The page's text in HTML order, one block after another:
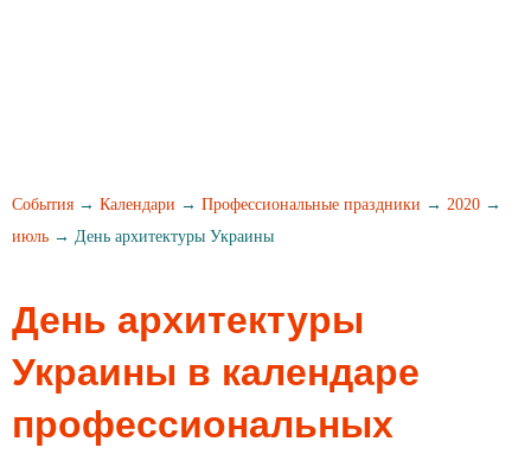
События → Календари → Профессиональные праздники → 2020 →
июль → День архитектуры Украины
День архитектуры
Украины в календаре
профессиональных